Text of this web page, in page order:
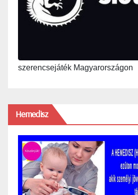
szerencsejáték Magyarországon
Hemedisz